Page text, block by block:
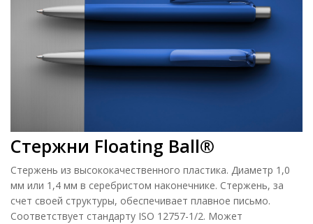
Стержни Floating Ball®
Стержень из высококачественного пластика. Диаметр 1,0
мм или 1,4 мм в серебристом наконечнике. Стержень, за
счет своей структуры, обеспечивает плавное письмо.
Соответствует стандарту ISO 12757-1/2. Может